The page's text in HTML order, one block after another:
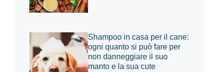
Shampoo in casa per il cane:
ogni quanto si può fare per
non danneggiare il suo
manto e la sua cute